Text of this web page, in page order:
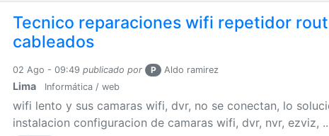
Tecnico reparaciones wifi repetidor
cableados
02 Ago - 09:49 publicado por P Aldo ramirez
Lima Informática / web
wifi lento y sus camaras wifi, dvr, no se conectan, lo
instalacion configuracion de camaras wifi, dvr, nvr, ezviz,